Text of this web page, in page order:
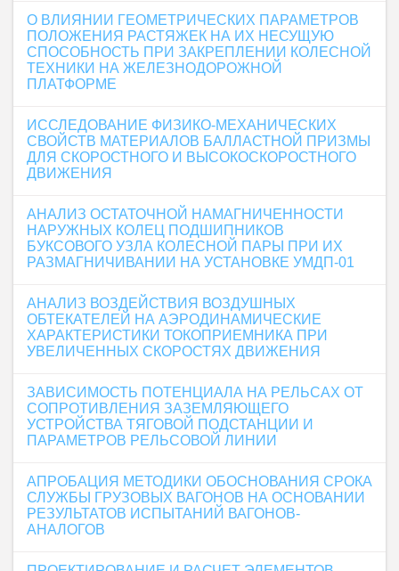
О ВЛИЯНИИ ГЕОМЕТРИЧЕСКИХ ПАРАМЕТРОВ
ПОЛОЖЕНИЯ РАСТЯЖЕК НА ИХ НЕСУЩУЮ
СПОСОБНОСТЬ ПРИ ЗАКРЕПЛЕНИИ КОЛЕСНОЙ
ТЕХНИКИ НА ЖЕЛЕЗНОДОРОЖНОЙ
ПЛАТФОРМЕ
ИССЛЕДОВАНИЕ ФИЗИКО-МЕХАНИЧЕСКИХ
СВОЙСТВ МАТЕРИАЛОВ БАЛЛАСТНОЙ ПРИЗМЫ
ДЛЯ СКОРОСТНОГО И ВЫСОКОСКОРОСТНОГО
ДВИЖЕНИЯ
АНАЛИЗ ОСТАТОЧНОЙ НАМАГНИЧЕННОСТИ
НАРУЖНЫХ КОЛЕЦ ПОДШИПНИКОВ
БУКСОВОГО УЗЛА КОЛЕСНОЙ ПАРЫ ПРИ ИХ
РАЗМАГНИЧИВАНИИ НА УСТАНОВКЕ УМДП-01
АНАЛИЗ ВОЗДЕЙСТВИЯ ВОЗДУШНЫХ
ОБТЕКАТЕЛЕЙ НА АЭРОДИНАМИЧЕСКИЕ
ХАРАКТЕРИСТИКИ ТОКОПРИЕМНИКА ПРИ
УВЕЛИЧЕННЫХ СКОРОСТЯХ ДВИЖЕНИЯ
ЗАВИСИМОСТЬ ПОТЕНЦИАЛА НА РЕЛЬСАХ ОТ
СОПРОТИВЛЕНИЯ ЗАЗЕМЛЯЮЩЕГО
УСТРОЙСТВА ТЯГОВОЙ ПОДСТАНЦИИ И
ПАРАМЕТРОВ РЕЛЬСОВОЙ ЛИНИИ
AПРОБАЦИЯ МЕТОДИКИ ОБОСНОВАНИЯ СРОКА
СЛУЖБЫ ГРУЗОВЫХ ВАГОНОВ НА ОСНОВАНИИ
РЕЗУЛЬТАТОВ ИСПЫТАНИЙ ВАГОНОВ-
АНАЛОГОВ